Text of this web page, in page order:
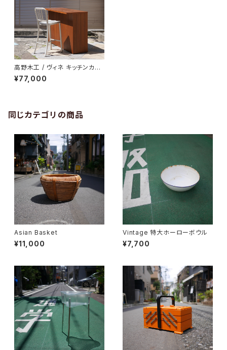
高野木工 / ヴィネ キッチンカウ
ンター
¥77,000
同じカテゴリの商品
Asian Basket
¥11,000
Vintage 特大ホーローボウル
¥7,700